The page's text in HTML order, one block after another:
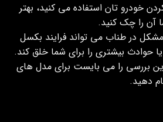
خودرو تان استفاده می کنید‌، بهتر
آن را چک کنید.
مشکل در طناب می تواند فرایند بکسل
حوادث بیشتری را برای شما خلق کند.
بررسی را می بایست برای مدل های
دهید.